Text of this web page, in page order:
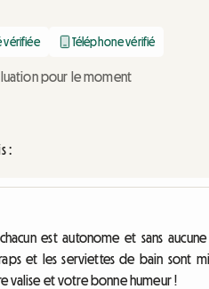
vérifiée Téléphone vérifié
pour le moment
:
chacun est autonome et sans
et les serviettes de bain sont
valise et votre bonne humeur !